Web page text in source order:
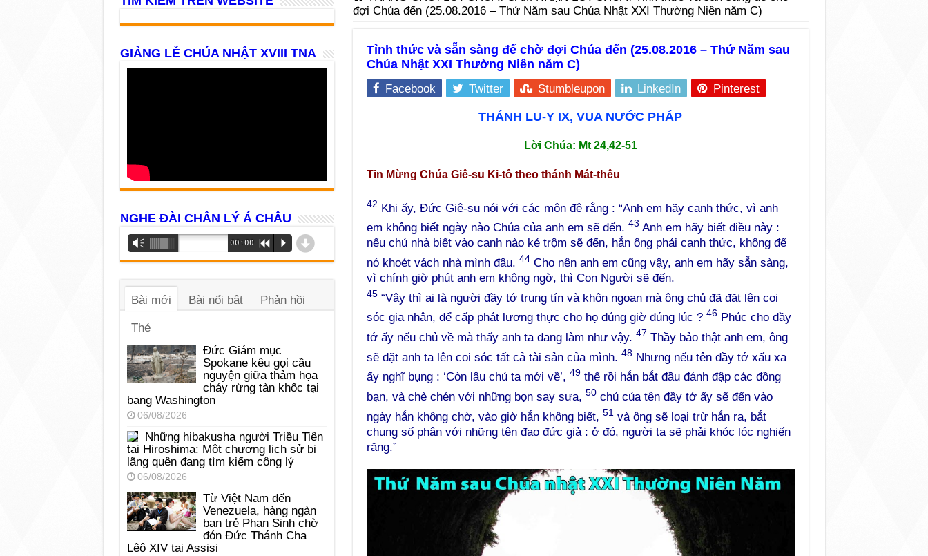
đợi Chúa đến (25.08.2016 – Thứ Năm sau Chúa Nhật XXI Thường Niên năm C)
Tỉnh thức và sẵn sàng để chờ đợi Chúa đến (25.08.2016 – Thứ Năm sau
Chúa Nhật XXI Thường Niên năm C)
Facebook Twitter Stumbleupon LinkedIn Pinterest
THÁNH LU-Y IX, VUA NƯỚC PHÁP
Lời Chúa: Mt 24,42-51
Tin Mừng Chúa Giê-su Ki-tô theo thánh Mát-thêu
42 Khi ấy, Đức Giê-su nói với các môn đệ rằng : “Anh em hãy canh thức, vì anh
em không biết ngày nào Chúa của anh em sẽ đến. 43 Anh em hãy biết điều này :
nếu chủ nhà biết vào canh nào kẻ trộm sẽ đến, hẳn ông phải canh thức, không để
nó khoét vách nhà mình đâu. 44Cho nên anh em cũng vậy, anh em hãy sẵn sàng,
vì chính giờ phút anh em không ngờ, thì Con Người sẽ đến.
45“Vậy thì ai là người đầy tớ trung tín và khôn ngoan mà ông chủ đã đặt lên coi
sóc gia nhân, để cấp phát lương thực cho họ đúng giờ đúng lúc ? 46Phúc cho đầy
tớ ấy nếu chủ về mà thấy anh ta đang làm như vậy. 47 Thầy bảo thật anh em, ông
sẽ đặt anh ta lên coi sóc tất cả tài sản của mình. 48Nhưng nếu tên đầy tớ xấu xa
ấy nghĩ bụng : ‘Còn lâu chủ ta mới về’, 49 thế rồi hắn bắt đầu đánh đập các đồng
bạn, và chè chén với những bọn say sưa, 50chủ của tên đầy tớ ấy sẽ đến vào
ngày hắn không chờ, vào giờ hắn không biết, 51và ông sẽ loại trừ hắn ra, bắt
chung số phận với những tên đạo đức giả : ở đó, người ta sẽ phải khóc lóc nghiến
răng.”
GIẢNG LỄ CHÚA NHẬT XVIII TNA
NGHE ĐÀI CHÂN LÝ Á CHÂU
Trình
phát
âm
Vm 00:00 R P d
Bài mới Bài nổi bật Phản hồi
Thẻ
Đức Giám mục
Spokane kêu gọi cầu
nguyện giữa thảm họa
cháy rừng tàn khốc tại
bang Washington
06/08/2026
Những hibakusha người Triều Tiên
tại Hiroshima: Một chương lịch sử bị
lãng quên đang tìm kiếm công lý
06/08/2026
Từ Việt Nam đến
Venezuela, hàng ngàn
bạn trẻ Phan Sinh chờ
đón Đức Thánh Cha
Lêô XIV tại Assisi